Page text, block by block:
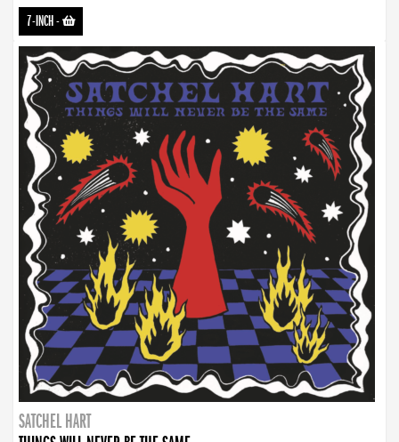
7-INCH-
SATCHEL HART